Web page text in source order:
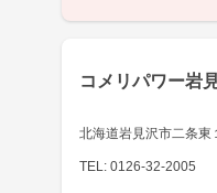
コメリパワー岩
北海道岩見沢市二条東
TEL: 0126-32-2005